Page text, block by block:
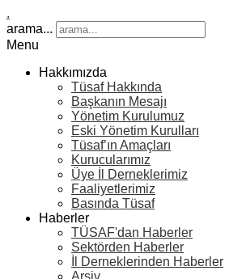
.
arama...
Menu
Hakkımızda
Tüsaf Hakkında
Başkanın Mesajı
Yönetim Kurulumuz
Eski Yönetim Kurulları
Tüsaf’ın Amaçları
Kurucularımız
Üye İl Derneklerimiz
Faaliyetlerimiz
Basında Tüsaf
Haberler
TÜSAF'dan Haberler
Sektörden Haberler
İl Derneklerinden Haberler
Arşiv